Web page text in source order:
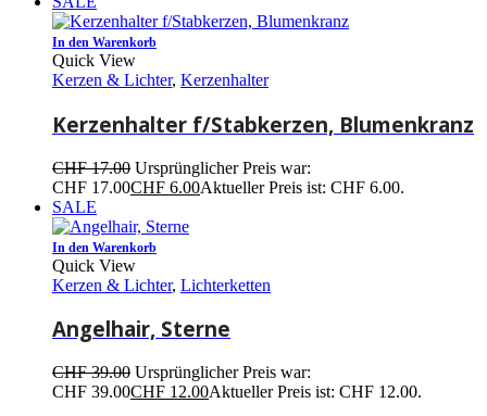
In den Warenkorb
Quick View
Kerzen & Lichter, Kerzenhalter
Kerzenhalter f/Stabkerzen, Blumenkranz
CHF17.00 Ursprünglicher Preis war:
CHF 17.00CHF 6.00Aktueller Preis ist: CHF 6.00.
SALE
In den Warenkorb
Quick View
Kerzen & Lichter, Lichterketten
Angelhair, Sterne
CHF39.00 Ursprünglicher Preis war:
CHF 39.00CHF 12.00Aktueller Preis ist: CHF 12.00.